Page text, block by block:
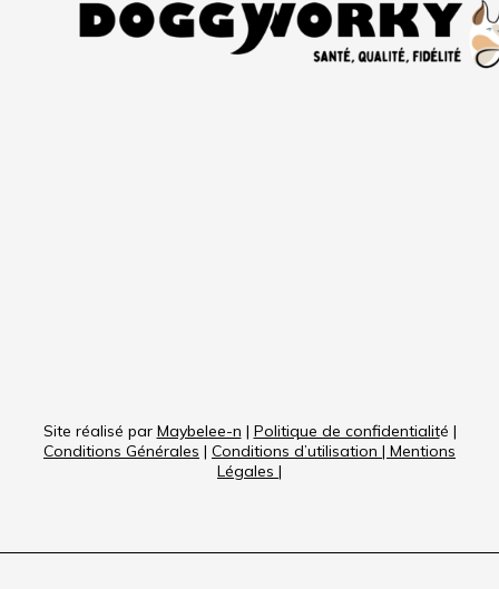
Site réalisé par Maybelee-n | Politique de confidentialité |
Conditions Générales | Conditions d’utilisation | Mentions
Légales |